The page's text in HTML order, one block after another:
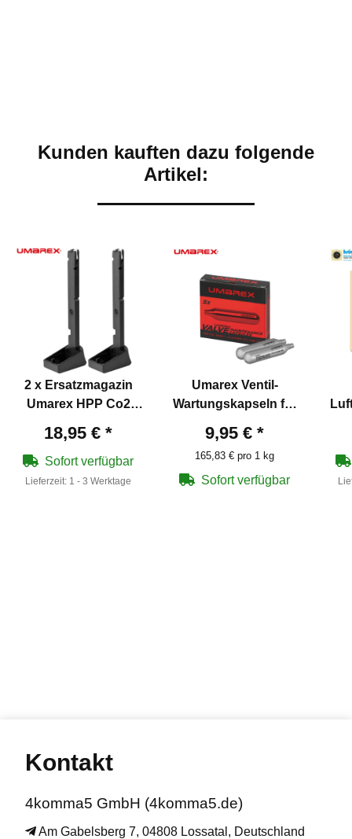
Kunden kauften dazu folgende
Artikel:
2 x Ersatzmagazin
Umarex HPP Co2
BB 15 Schuss
Kapazität
18,95 € *
Sofort verfügbar
Lieferzeit: 1 - 3 Werktage
Umarex Ventil-
Wartungskapseln für
9,95 € *
165,83 € pro 1 kg
Sofort verfügbar
Kontakt
4komma5 GmbH (4komma5.de)
Am Gabelsberg 7, 04808 Lossatal, Deutschland